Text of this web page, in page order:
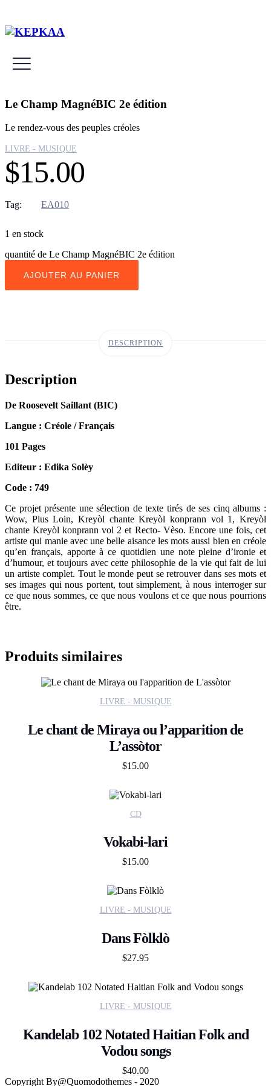
Le Champ MagnéBIC 2e édition
Le rendez-vous des peuples créoles
LIVRE - MUSIQUE
$15.00
Tag: EA010
1 en stock
quantité de Le Champ MagnéBIC 2e édition
AJOUTER AU PANIER
DESCRIPTION
Description
De Roosevelt Saillant (BIC)
Langue : Créole / Français
101 Pages
Editeur : Edika Solèy
Code : 749
Ce projet présente une sélection de texte tirés de ses cinq albums :
Wow, Plus Loin, Kreyòl chante Kreyòl konprann vol 1, Kreyòl
chante Kreyòl konprann vol 2 et Recto- Vèso. Encore une fois, cet
artiste qui manie avec une belle aisance les mots aussi bien en créole
qu’en français, apporte à ce quotidien une note pleine d’ironie et
d’humour, et toujours avec cette philosophie de la vie qui fait de lui
un artiste complet. Tout le monde peut se retrouver dans ses mots et
ses images qui nous portent, tout simplement, à nous interroger sur
ce que nous sommes, ce que nous voulons et ce que nous pourrions
être.
Produits similaires
LIVRE - MUSIQUE
Le chant de Miraya ou l’apparition de
L’assòtor
$15.00
CD
Vokabi-lari
$15.00
LIVRE - MUSIQUE
Dans Fòlklò
$27.95
LIVRE - MUSIQUE
Kandelab 102 Notated Haitian Folk and
Vodou songs
$40.00
Copyright By@Quomodothemes - 2020